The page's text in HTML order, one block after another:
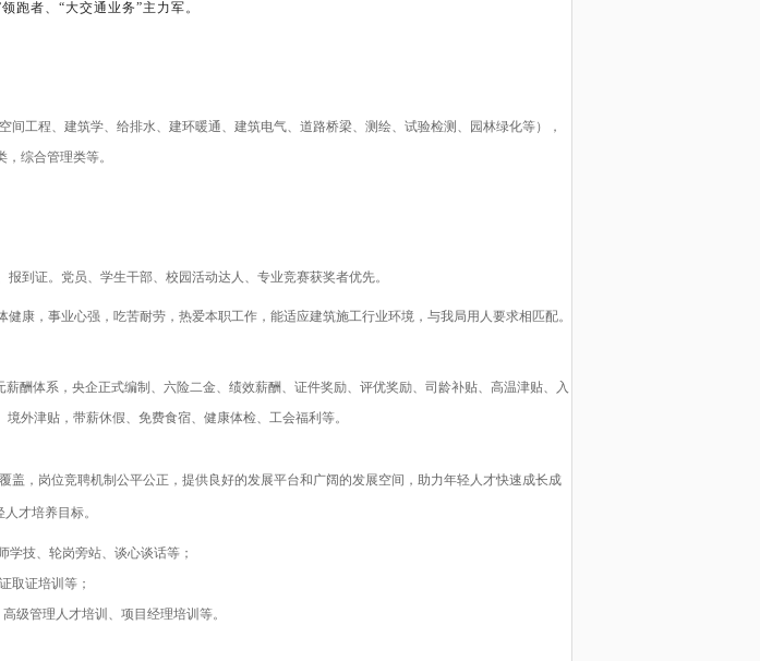
跑者、“大交通业务”主力军。
工程、建筑学、给排水、建环暖通、建筑电气、 道路桥梁、 测绘、试验检测、园林绿化等），
，综合管理类等。
到证。党员、学生干部、校园活动达人、专业竞赛获奖者优先。
康，事业心强，吃苦耐劳，热爱本职工作，能适应建筑施工行业环境，与我局用人要求相匹配。
薪酬体系， 央企正式编制、 六险二金、绩效薪酬 、证件奖励 评优奖励、 司龄补贴、高温津贴、入
境外津贴 ， 带薪休假 、免费食宿、健康体检、工会福利等。
覆盖 ， 岗位竞聘机制公平公正， 提供良好的发展平台和广阔的发展空间，助力年轻人才快速成长成
人才培养目标。
学技、轮岗旁站、谈心谈话等；
取证培训等；
高级管理人才培训、项目经理培训等。